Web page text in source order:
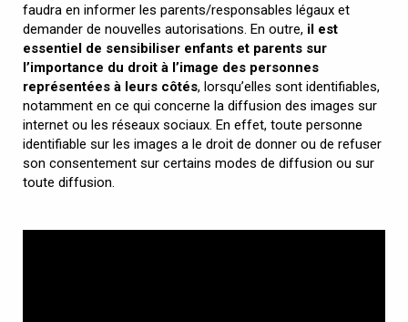
faudra en informer les parents/responsables légaux et
demander de nouvelles autorisations. En outre, il est
essentiel de sensibiliser enfants et parents sur
l’importance du droit à l’image des personnes
représentées à leurs côtés, lorsqu’elles sont identifiables,
notamment en ce qui concerne la diffusion des images sur
internet ou les réseaux sociaux. En effet, toute personne
identifiable sur les images a le droit de donner ou de refuser
son consentement sur certains modes de diffusion ou sur
toute diffusion.